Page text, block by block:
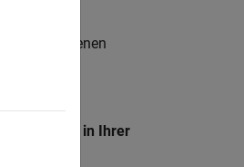
keine offenen
in Ihrer